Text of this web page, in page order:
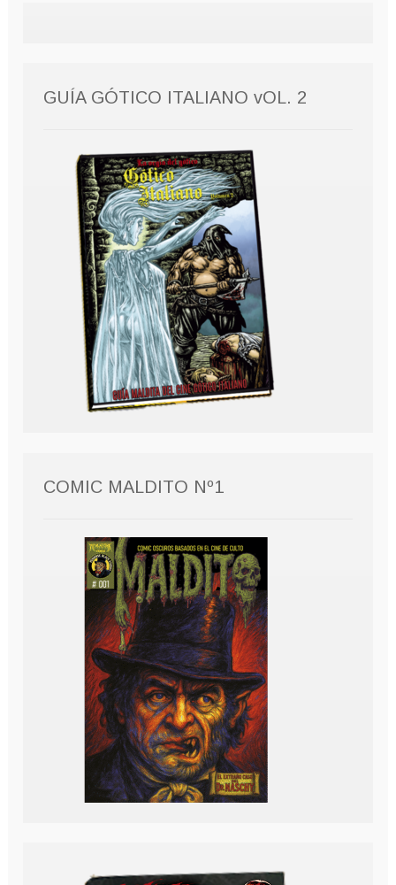
GUÍA GÓTICO ITALIANO vOL. 2
COMIC MALDITO Nº1